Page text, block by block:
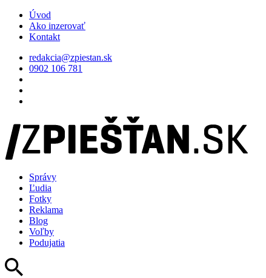
Úvod
Ako inzerovať
Kontakt
redakcia@zpiestan.sk
0902 106 781
Správy
Ľudia
Fotky
Reklama
Blog
Voľby
Podujatia